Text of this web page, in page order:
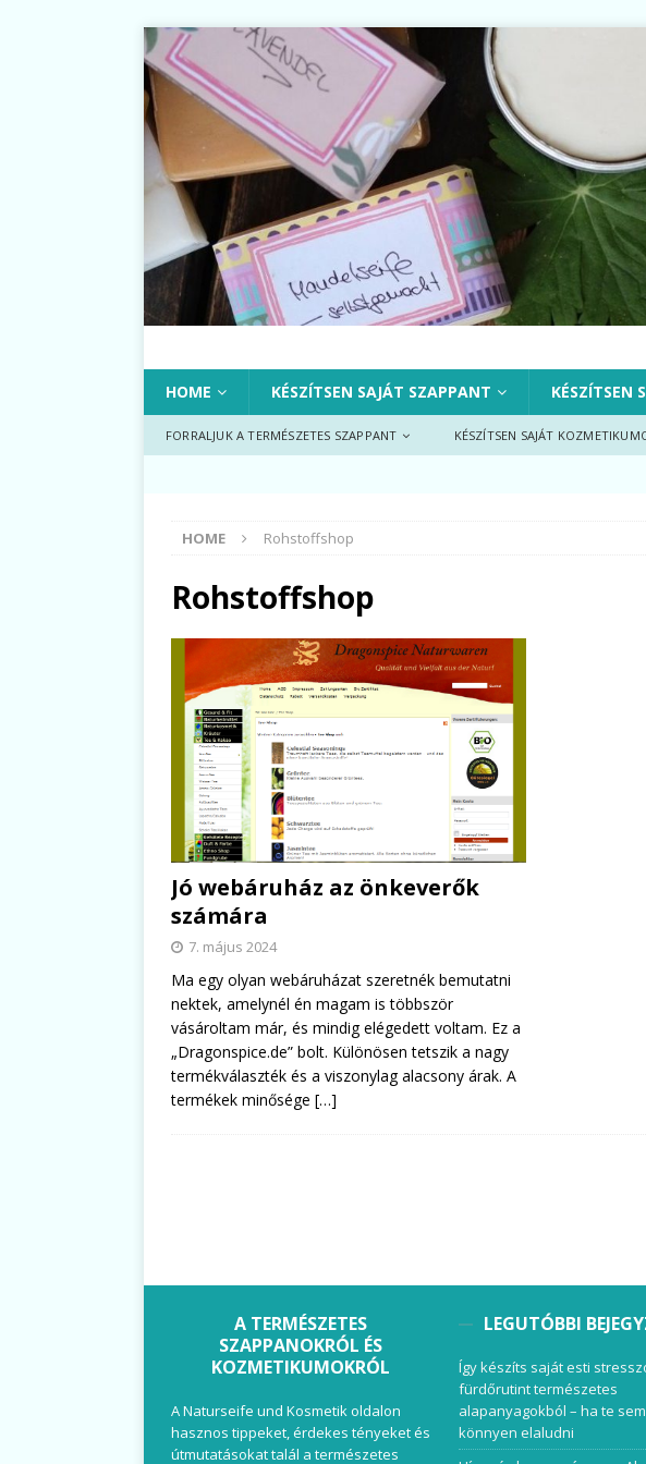
HOME KÉSZÍTSEN SAJÁT SZAPPANT KÉSZÍTSEN
FORRALJUK A TERMÉSZETES SZAPPANT KÉSZÍTSEN SAJÁT
HOME Rohstoffshop
Rohstoffshop
Jó webáruház az önkeverők
számára
7. május 2024
Ma egy olyan webáruházat szeretnék bemutatni
nektek, amelynél én magam is többször
vásároltam már, és mindig elégedett voltam. Ez a
„Dragonspice.de” bolt. Különösen tetszik a nagy
termékválaszték és a viszonylag alacsony árak. A
termékek minősége […]
A TERMÉSZETES
SZAPPANOKRÓL ÉS
KOZMETIKUMOKRÓL
A Naturseife und Kosmetik oldalon
hasznos tippeket, érdekes tényeket és
útmutatásokat talál a természetes
LEGUTÓBBI
Így készíts saját esti
fürdőrutint természetes
alapanyagokból – ha te
könnyen elaludni